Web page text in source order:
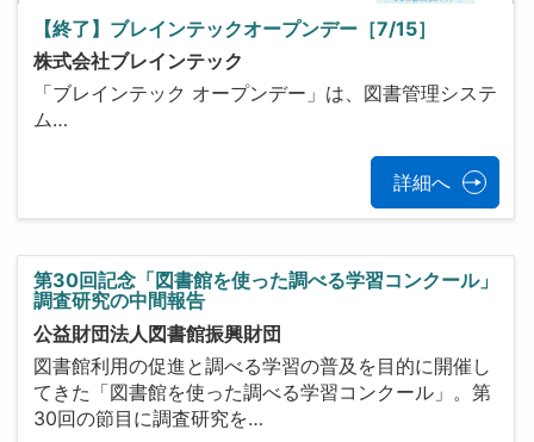
【終了】ブレインテックオープンデー［7/15］
株式会社ブレインテック
「ブレインテック オープンデー」は、図書管理システ
ム…
詳細へ
第30回記念「図書館を使った調べる学習コンクール」
調査研究の中間報告
公益財団法人図書館振興財団
図書館利用の促進と調べる学習の普及を目的に開催し
てきた「図書館を使った調べる学習コンクール」。第
30回の節目に調査研究を…